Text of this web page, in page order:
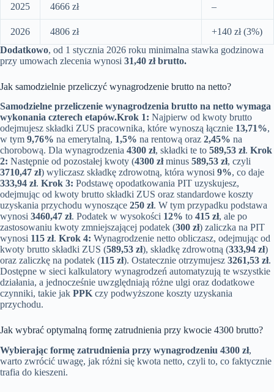
2025 4666 zł –
2026 4806 zł
+140 zł (3%)
Dodatkowo, od 1 stycznia 2026 roku minimalna stawka godzinowa
przy umowach zlecenia wynosi 31,40 zł brutto.
Jak samodzielnie przeliczyć wynagrodzenie brutto na netto?
Samodzielne przeliczenie wynagrodzenia brutto na netto wymaga
wykonania czterech etapów.Krok 1: Najpierw od kwoty brutto
odejmujesz składki ZUS pracownika, które wynoszą łącznie 13,71%,
w tym 9,76% na emerytalną, 1,5% na rentową oraz 2,45% na
chorobową. Dla wynagrodzenia 4300 zł, składki te to 589,53 zł. Krok
2: Następnie od pozostałej kwoty (4300 złminus 589,53 zł, czyli
3710,47 zł) wyliczasz składkę zdrowotną, która wynosi 9%, co daje
333,94 zł. Krok 3: Podstawę opodatkowania PIT uzyskujesz,
odejmując od kwoty brutto składki ZUS oraz standardowe koszty
uzyskania przychodu wynoszące 250 zł. W tym przypadku podstawa
wynosi 3460,47 zł. Podatek w wysokości 12% to 415 zł, ale po
zastosowaniu kwoty zmniejszającej podatek (300 zł) zaliczka na PIT
wynosi 115 zł. Krok 4: Wynagrodzenie netto obliczasz, odejmując od
kwoty brutto składki ZUS (589,53 zł), składkę zdrowotną (333,94 zł)
oraz zaliczkę na podatek (115 zł). Ostatecznie otrzymujesz 3261,53 zł.
Dostępne w sieci kalkulatory wynagrodzeń automatyzują te wszystkie
działania, a jednocześnie uwzględniają różne ulgi oraz dodatkowe
czynniki, takie jak PPK czy podwyższone koszty uzyskania
przychodu.
Jak wybrać optymalną formę zatrudnienia przy kwocie 4300 brutto?
Wybierając formę zatrudnienia przy wynagrodzeniu 4300 zł,
warto zwrócić uwagę, jak różni się kwota netto, czyli to, co faktycznie
trafia do kieszeni.